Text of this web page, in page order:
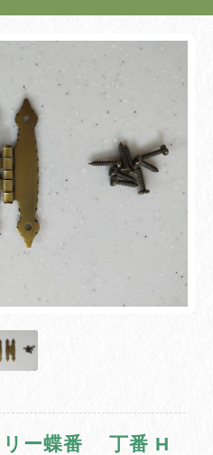
ー蝶番 丁番 H